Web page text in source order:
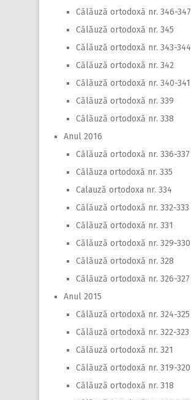
Călăuză ortodoxă nr. 346-347
Călăuză ortodoxă nr. 345
Călăuză ortodoxă nr. 343-344
Călăuză ortodoxă nr. 342
Călăuză ortodoxă nr. 340-341
Călăuză ortodoxă nr. 339
Călăuză ortodoxă nr. 338
Anul 2016
Călăuză ortodoxă nr. 336-337
Călăuza ortodoxă nr. 335
Calauză ortodoxa nr. 334
Călăuză ortodoxă nr. 332-333
Călăuză ortodoxă nr. 331
Călăuză ortodoxă nr. 329-330
Călăuză ortodoxă nr. 328
Călăuză ortodoxă nr. 326-327
Anul 2015
Călăuză ortodoxă nr. 324-325
Călăuză ortodoxă nr. 322-323
Călăuză ortodoxă nr. 321
Călăuză ortodoxă nr. 319-320
Călăuză ortodoxă nr. 318